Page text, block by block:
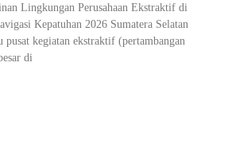
Lingkungan Perusahaan Ekstraktif di
Kepatuhan 2026 Sumatera Selatan
pusat kegiatan ekstraktif (pertambangan
di